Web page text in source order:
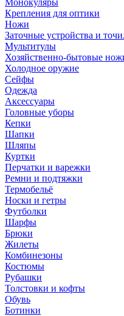
Монокуляры
Крепления для оптики
Ножи
Заточные устройства и
Мультитулы
Хозяйственно-бытовые
Холодное оружие
Сейфы
Одежда
Аксессуары
Головные уборы
Кепки
Шапки
Шляпы
Куртки
Перчатки и варежки
Ремни и подтяжки
Термобельё
Носки и гетры
Футболки
Шарфы
Брюки
Жилеты
Комбинезоны
Костюмы
Рубашки
Толстовки и кофты
Обувь
Ботинки